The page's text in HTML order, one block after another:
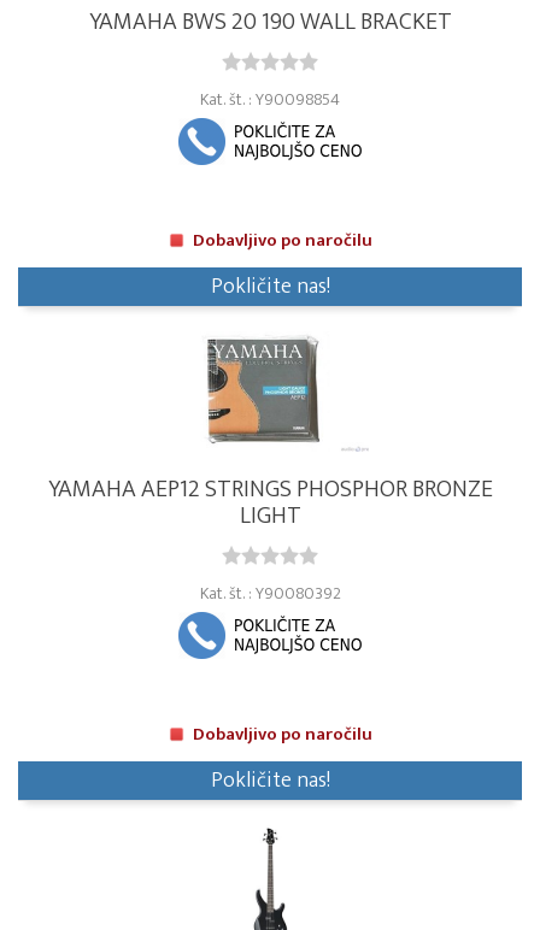
YAMAHA BWS 20 190 WALL BRACKET
Kat. št. : Y90098854
Dobavljivo po naročilu
Pokličite nas!
YAMAHA AEP12 STRINGS PHOSPHOR BRONZE
LIGHT
Kat. št. : Y90080392
Dobavljivo po naročilu
Pokličite nas!